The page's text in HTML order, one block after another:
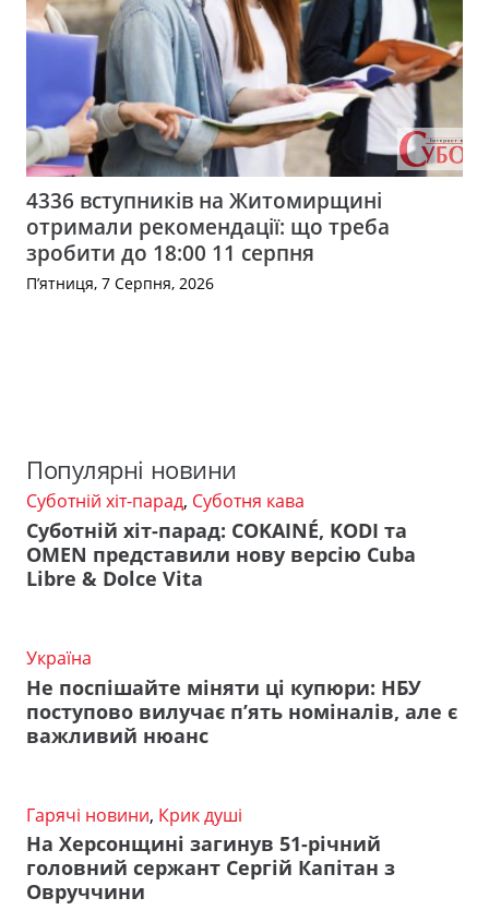
4336 вступників на Житомирщині
отримали рекомендації: що треба
зробити до 18:00 11 серпня
П’ятниця, 7 Серпня, 2026
Популярні новини
Суботній хіт-парад, Суботня кава
Суботній хіт-парад: COKAINÉ, KODI та
OMEN представили нову версію Cuba
Libre & Dolce Vita
Україна
Не поспішайте міняти ці купюри: НБУ
поступово вилучає п’ять номіналів, але є
важливий нюанс
Гарячі новини, Крик душі
На Херсонщині загинув 51-річний
головний сержант Сергій Капітан з
Овруччини